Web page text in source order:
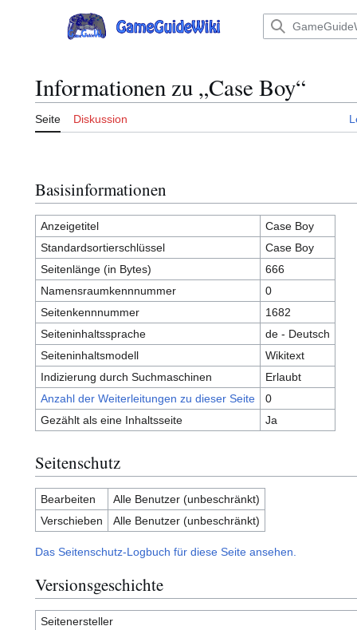
Hauptmenü
Informationen zu „Case Boy“
Seite Diskussion
Basisinformationen
Anzeigetitel
Case Boy
Standardsortierschlüssel
Case Boy
Seitenlänge (in Bytes)
666
Namensraumkennnummer
0
Seitenkennnummer
1682
Seiteninhaltssprache
de - Deutsch
Seiteninhaltsmodell
Wikitext
Indizierung durch Suchmaschinen
Erlaubt
Anzahl der Weiterleitungen zu dieser Seite
0
Gezählt als eine Inhaltsseite
Ja
Seitenschutz
Bearbeiten
Alle Benutzer (unbeschränkt)
Verschieben
Alle Benutzer (unbeschränkt)
Das Seitenschutz-Logbuch für diese Seite ansehen.
Versionsgeschichte
Seitenersteller